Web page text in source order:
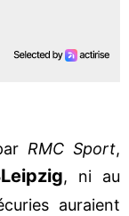
RMC Sport,
Leipzig, ni au
auraient